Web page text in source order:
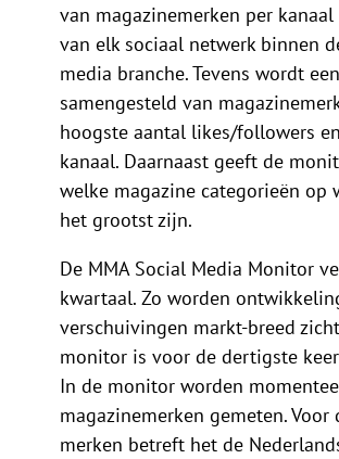
van magazinemerken per
van elk sociaal netwerk binnen
media branche. Tevens wordt
samengesteld van
hoogste aantal likes/followers
kanaal. Daarnaast geeft de
welke magazine categorieën op
het grootst zijn.
De MMA Social Media Monitor
kwartaal. Zo worden
verschuivingen markt-breed
monitor is voor de dertigste
In de monitor worden
magazinemerken gemeten. Voor
merken betreft het de